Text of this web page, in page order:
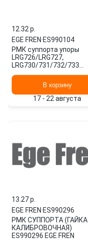
12.32 p.
EGE FREN·ES990104
РМК суппорта упоры
LRG726/LRG727,
LRG730/731/732/733
В корзину
17 - 22 августа
13.27 p.
EGE FREN·ES990296
РМК СУППОРТА (ГАЙКА
КАЛИБРОВОЧНАЯ)
ES990296 EGE FREN